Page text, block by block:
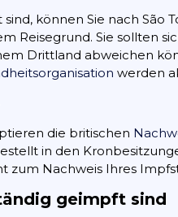
können Sie nach
Reisegrund. Sie sollten
Drittland abweichen
werden
die britischen
in den
zum Nachweis Ihres
geimpft sind